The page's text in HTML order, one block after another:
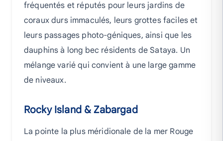
fréquentés et réputés pour leurs jardins de
coraux durs immaculés, leurs grottes faciles et
leurs passages photo-géniques, ainsi que les
dauphins à long bec résidents de Sataya. Un
mélange varié qui convient à une large gamme
de niveaux.
Rocky Island & Zabargad
La pointe la plus méridionale de la mer Rouge